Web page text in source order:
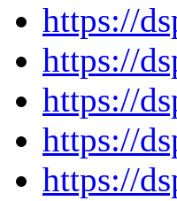
https://
https://
https://
https://
https://